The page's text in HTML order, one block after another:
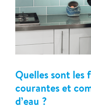
Quelles sont les
courantes et
d’eau ?